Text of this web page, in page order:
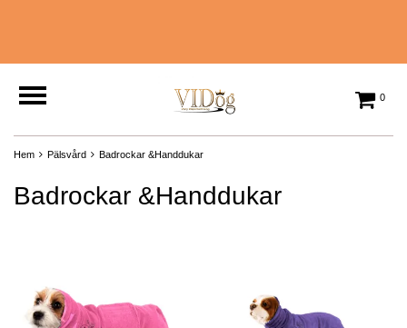
0
Hem Pälsvård Badrockar &Handdukar
Badrockar &Handdukar